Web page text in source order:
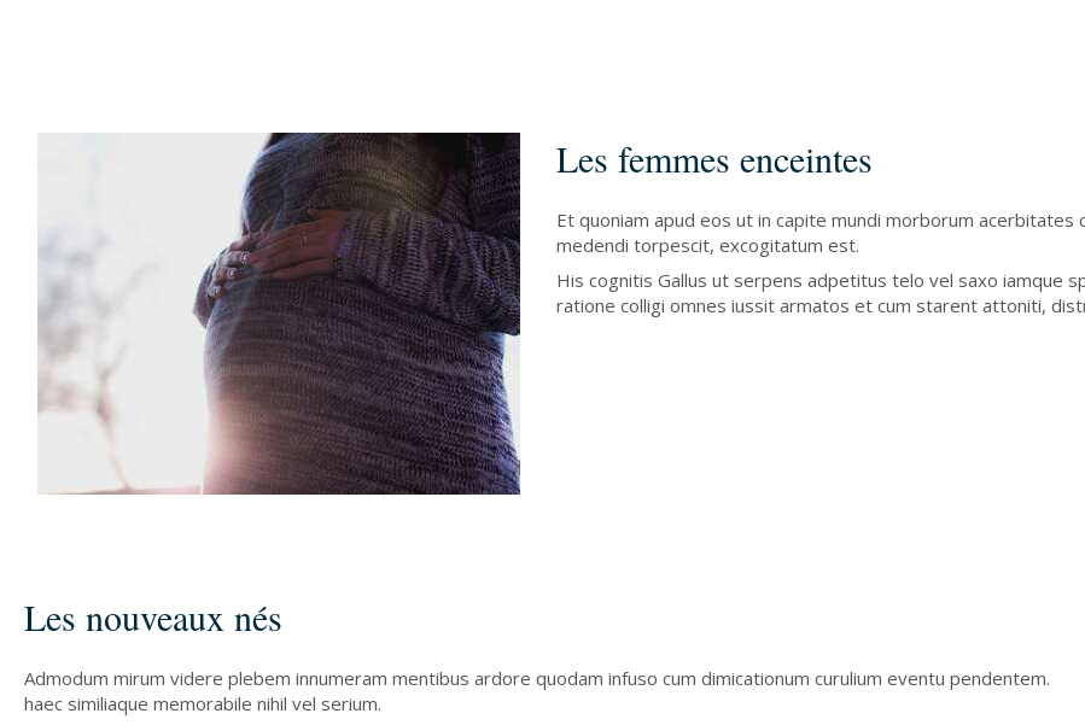
Les femmes enceintes
Et quoniam apud eos ut in capite mundi morborum
medendi torpescit, excogitatum est.
His cognitis Gallus ut serpens adpetitus telo vel saxo iamque
ratione colligi omnes iussit armatos et cum starent attoniti,
Les nouveaux nés
Admodum mirum videre plebem innumeram mentibus ardore quodam infuso cum dimicationum curulium eventu pendentem.
haec similiaque memorabile nihil vel serium.